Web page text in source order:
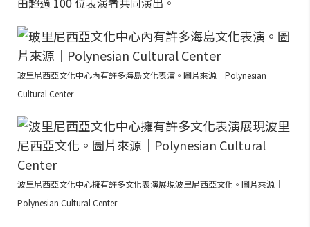
玻里尼西亞文化中心內有許多海島文化表演。圖片來源｜Polynesian
Cultural Center
波里尼西亞文化中心擁有許多文化表演展現波里尼西亞文化。圖片來源｜
Polynesian Cultural Center